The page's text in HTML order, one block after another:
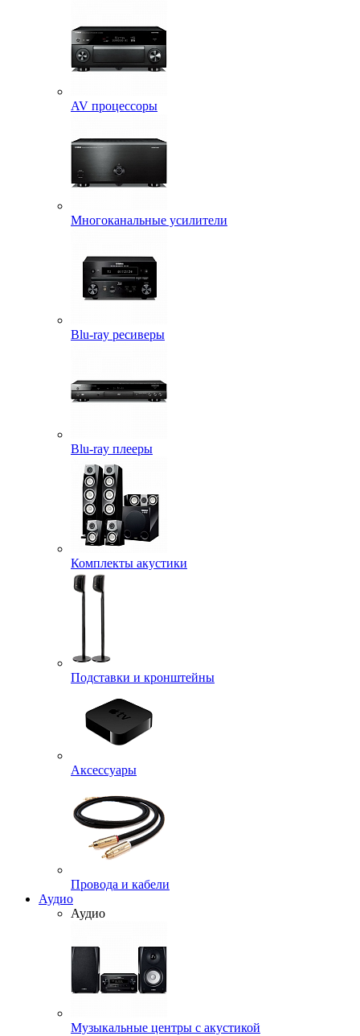
AV процессоры
Многоканальные усилители
Blu-ray ресиверы
Blu-ray плееры
Комплекты акустики
Подставки и кронштейны
Аксессуары
Провода и кабели
Аудио
Аудио
Музыкальные центры с акустикой